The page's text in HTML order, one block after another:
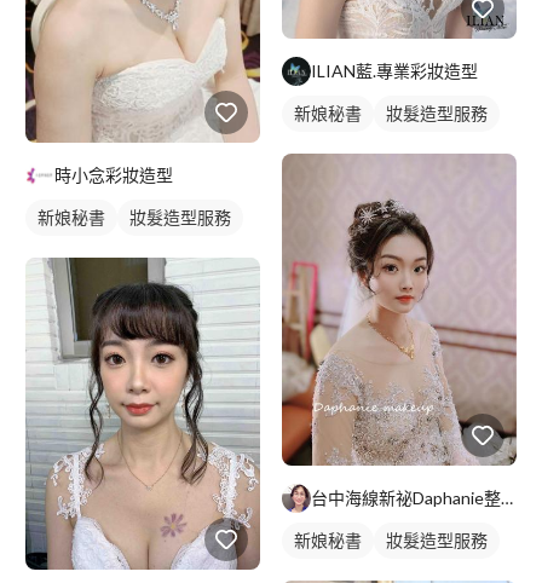
時小念彩妝造型
新娘秘書 妝髮造型服務
ILIAN藍.專業彩妝造型
新娘秘書 妝髮造型服務
台中海線新祕Daphanie整體彩妝造型師
新娘秘書 妝髮造型服務